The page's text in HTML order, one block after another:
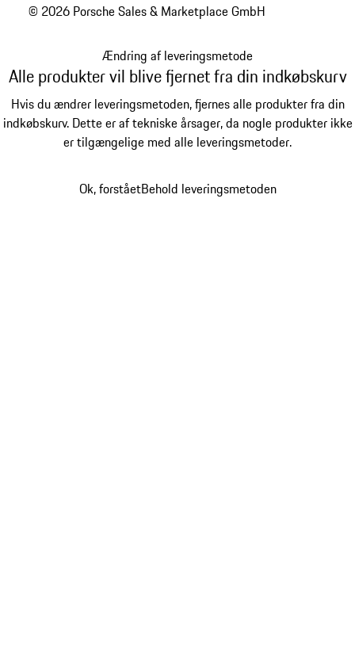
© 2026 Porsche Sales & Marketplace GmbH
Ændring af leveringsmetode
Alle produkter vil blive fjernet fra din indkøbskurv
Hvis du ændrer leveringsmetoden, fjernes alle produkter fra din
indkøbskurv. Dette er af tekniske årsager, da nogle produkter ikke
er tilgængelige med alle leveringsmetoder.
Ok, forståetBehold leveringsmetoden